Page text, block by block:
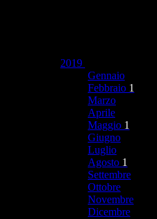
2019
Gennaio
Febbraio 1
Marzo
Aprile
Maggio 1
Giugno
Luglio
Agosto 1
Settembre
Ottobre
Novembre
Dicembre